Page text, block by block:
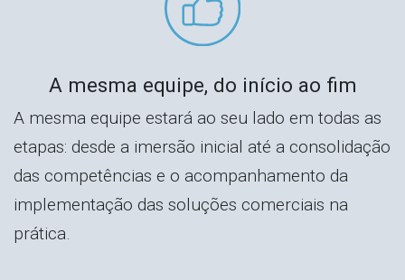
A mesma equipe, do início ao fim
A mesma equipe estará ao seu lado em todas as
etapas: desde a imersão inicial até a consolidação
das competências e o acompanhamento da
implementação das soluções comerciais na
prática.